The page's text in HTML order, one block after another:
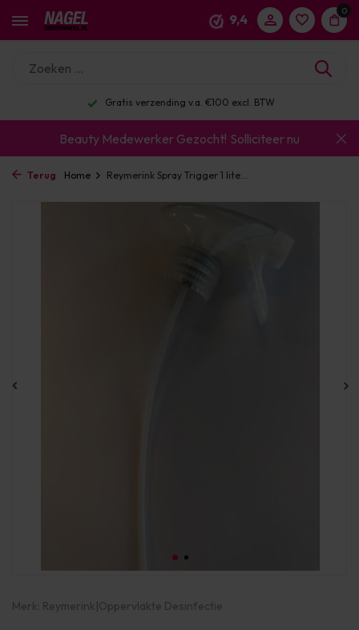
9,4
0
Gratis verzending v.a. €100 excl. BTW
Beauty Medewerker Gezocht! Solliciteer nu
Terug Home Reymerink Spray Trigger 1 lite...
Merk: Reymerink|Oppervlakte Desinfectie